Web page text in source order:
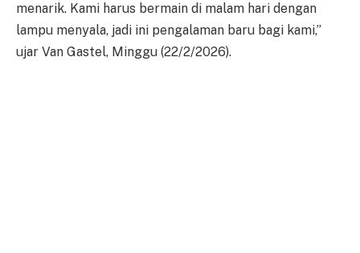
menarik. Kami harus bermain di malam hari dengan
lampu menyala, jadi ini pengalaman baru bagi kami,”
ujar Van Gastel, Minggu (22/2/2026).